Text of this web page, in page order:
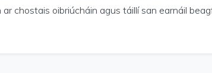
chostais oibriúcháin agus táillí san earnáil